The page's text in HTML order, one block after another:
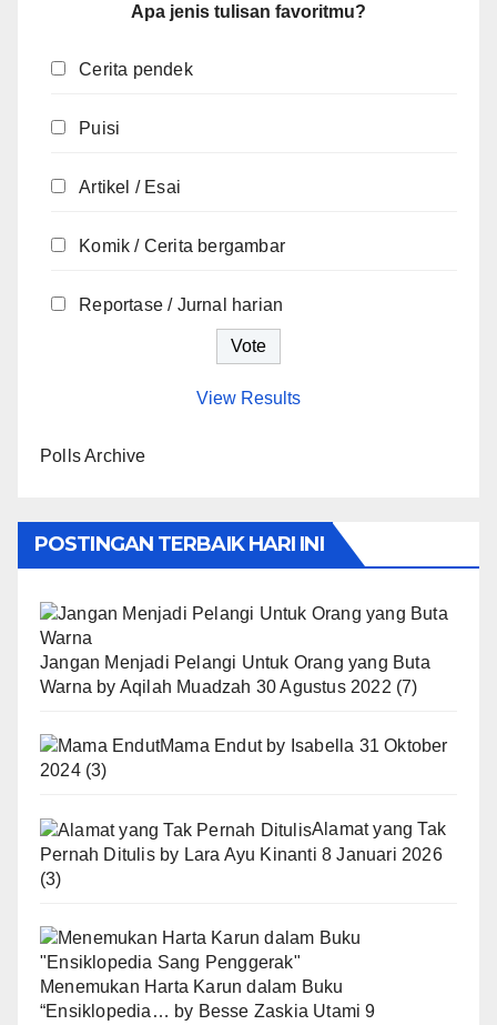
Apa jenis tulisan favoritmu?
Cerita pendek
Puisi
Artikel / Esai
Komik / Cerita bergambar
Reportase / Jurnal harian
View Results
Polls Archive
POSTINGAN TERBAIK HARI INI
Jangan Menjadi Pelangi Untuk Orang yang Buta
Warna by Aqilah Muadzah 30 Agustus 2022 (7)
Mama Endutby Isabella 31 Oktober
2024 (3)
Alamat yang Tak
Pernah Ditulisby Lara Ayu Kinanti 8 Januari 2026
(3)
Menemukan Harta Karun dalam Buku
“Ensiklopedia… by Besse Zaskia Utami 9